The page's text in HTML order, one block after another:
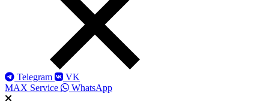
Telegram
VK
MAX Service
WhatsApp